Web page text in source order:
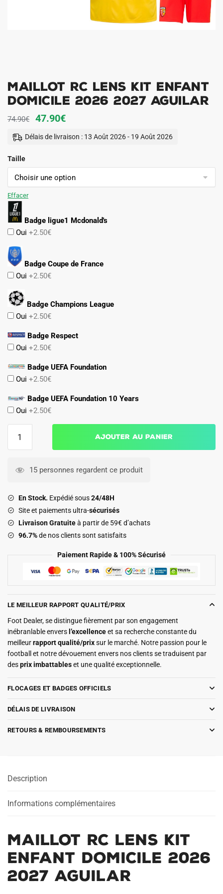
Maillot RC Lens Kit Enfant
Domicile 2026 2027 Aguilar
74.90€
Le
prix
74.90€.
47.90€Le
prix
47.90€.
Délais de livraison : 13 Août 2026 - 19 Août 2026
Taille
Effacer
Badge ligue1 Mcdonald's
Oui +2.50€
Badge Coupe de France
Oui +2.50€
Badge Champions League
Oui +2.50€
Badge Respect
Oui +2.50€
Badge UEFA Foundation
Oui +2.50€
Badge UEFA Foundation 10 Years
Oui +2.50€
Enfant
Domicile
2026
2027
Ajouter au panier
15 personnes regardent ce produit
En Stock. Expédié sous24/48H
Site et paiements ultra-sécurisés
Livraison Gratuiteà partir de 59€ d’achats
96.7%de nos clients sont satisfaits
Paiement Rapide & 100% Sécurisé
LE MEILLEUR RAPPORT QUALITÉ/PRIX
Foot Dealer, se distingue fièrement par son engagement
inébranlable envers l’excellenceet sa recherche constante du
meilleurrapport qualité/prixsur le marché. Notre passion pour le
football et notre dévouement envers nos clients se traduisent par
desprix imbattableset une qualité exceptionnelle.
FLOCAGES ET BADGES OFFICIELS
DÉLAIS DE LIVRAISON
RETOURS & REMBOURSEMENTS
Description
Informations complémentaires
Maillot RC Lens Kit
Enfant Domicile 2026
2027 Aguilar